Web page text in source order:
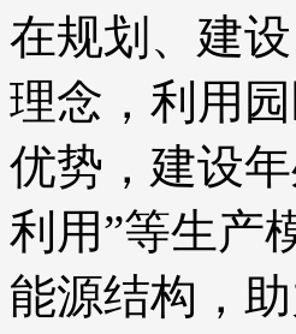
在规划、建
理念，利用
优势，建设
利用”等生产
能源结构，